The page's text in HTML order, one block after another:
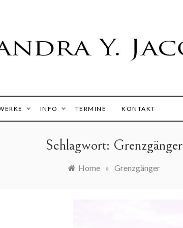
INFO TERMINE KONTAKT
Schlagwort: Grenzgänger
Home » Grenzgänger